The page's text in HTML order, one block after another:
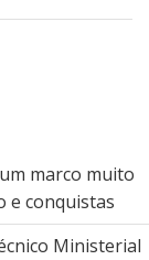
marco muito
e conquistas
Ministerial